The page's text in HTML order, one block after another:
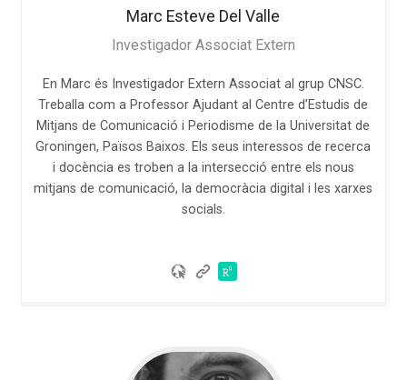
Marc Esteve Del Valle
Investigador Associat Extern
En Marc és Investigador Extern Associat al grup CNSC.
Treballa com a Professor Ajudant al Centre d’Estudis de
Mitjans de Comunicació i Periodisme de la Universitat de
Groningen, Països Baixos. Els seus interessos de recerca
i docència es troben a la intersecció entre els nous
mitjans de comunicació, la democràcia digital i les xarxes
socials.